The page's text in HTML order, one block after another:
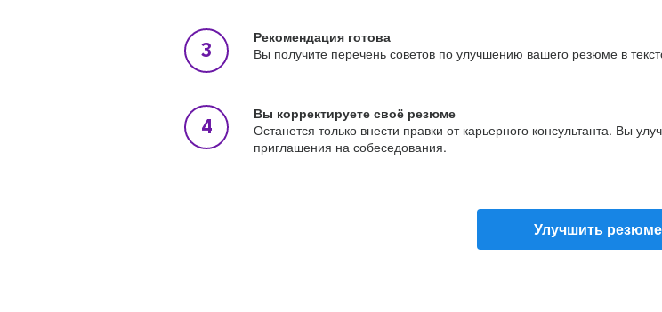
Рекомендация готова
Вы получите перечень советов по улучшению вашего резюме в
Вы корректируете своё резюме
Останется только внести правки от карьерного консультанта. Вы
приглашения на собеседования.
Улучшить резюме